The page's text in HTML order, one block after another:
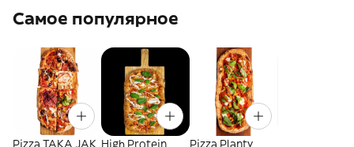
Самое популярное
Pizza TAKA JAK High Protein Pizza Planty